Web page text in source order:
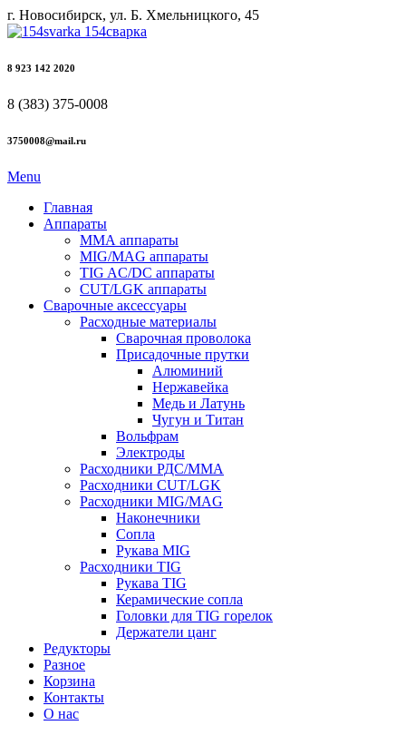
г. Новосибирск, ул. Б. Хмельницкого, 45
8 923 142 2020
8 (383) 375-0008
3750008@mail.ru
Menu
Главная
Аппараты
ММА аппараты
MIG/MAG аппараты
TIG AC/DC аппараты
CUT/LGK аппараты
Сварочные аксессуары
Расходные материалы
Сварочная проволока
Присадочные прутки
Алюминий
Нержавейка
Медь и Латунь
Чугун и Титан
Вольфрам
Электроды
Расходники РДС/MMA
Расходники CUT/LGK
Расходники MIG/MAG
Наконечники
Сопла
Рукава MIG
Расходники TIG
Рукава TIG
Керамические сопла
Головки для TIG горелок
Держатели цанг
Редукторы
Разное
Корзина
Контакты
О нас